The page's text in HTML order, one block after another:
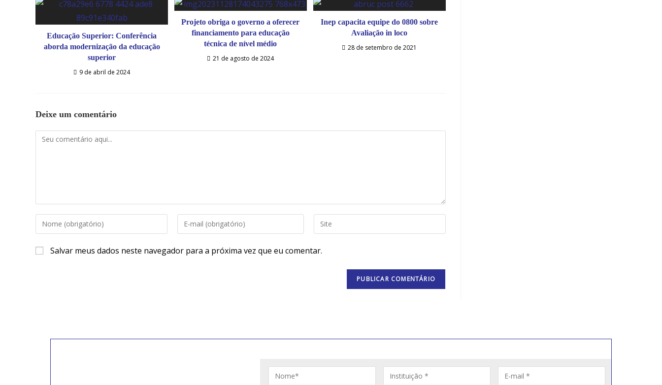
Educação Superior: Conferência
aborda modernização da educação
superior
9 de abril de 2024
Projeto obriga o governo a oferecer
financiamento para educação
técnica de nível médio
21 de agosto de 2024
Inep capacita equipe do 0800 sobre
Avaliação in loco
28 de setembro de 2021
Deixe um comentário
Salvar meus dados neste navegador para a próxima vez que eu comentar.